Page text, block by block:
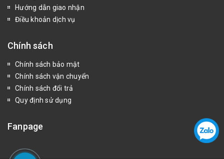
Hướng dẫn giao nhận
Điều khoản dịch vụ
Chính sách
Chính sách bảo mật
Chính sách vận chuyển
Chính sách đổi trả
Quy định sử dụng
Fanpage